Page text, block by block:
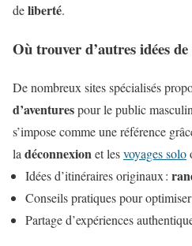
deliberté.
Où trouver d’autres idées de
De nombreux sites spécialisés
d’aventurespour le public
s’impose comme une référence
la déconnexionet lesvoyages solo
Idées d’itinéraires originaux :
Conseils pratiques pour optimiser
Partage d’expériences